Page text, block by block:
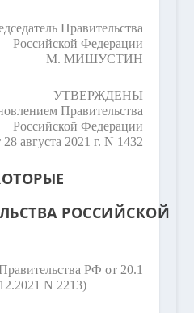
Правительства
Российской Федерации
М. МИШУСТИН
УТВЕРЖДЕНЫ
Правительства
Российской Федерации
28 августа 2021 г. N 1432
РОССИЙСКОЙ
РФ от 20.1
N 2213)